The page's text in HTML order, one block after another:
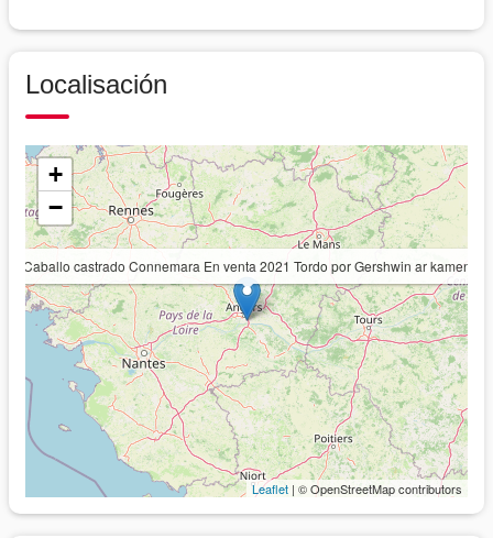
Localisación
Caballo castrado Connemara En venta 2021 Tordo por Gershwin ar kamen
+
−
Leaflet | © OpenStreetMap contributors